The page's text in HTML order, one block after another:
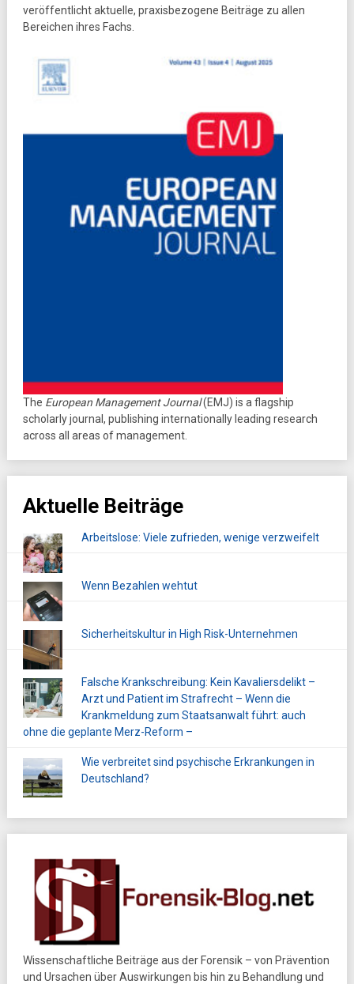
veröffentlicht aktuelle, praxisbezogene Beiträge zu allen
Bereichen ihres Fachs.
The European Management Journal(EMJ) is a flagship
scholarly journal, publishing internationally leading research
across all areas of management.
Aktuelle Beiträge
Arbeitslose: Viele zufrieden, wenige verzweifelt
Wenn Bezahlen wehtut
Sicherheitskultur in High Risk-Unternehmen
Falsche Krankschreibung: Kein Kavaliersdelikt –
Arzt und Patient im Strafrecht – Wenn die
Krankmeldung zum Staatsanwalt führt: auch
ohne die geplante Merz-Reform –
Wie verbreitet sind psychische Erkrankungen in
Deutschland?
Wissenschaftliche Beiträge aus der Forensik – von Prävention
und Ursachen über Auswirkungen bis hin zu Behandlung und